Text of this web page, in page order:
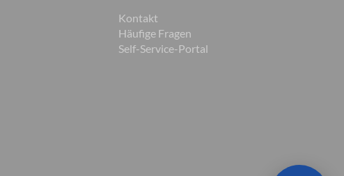
Kontakt
Häufige Fragen
Self-Service-Portal